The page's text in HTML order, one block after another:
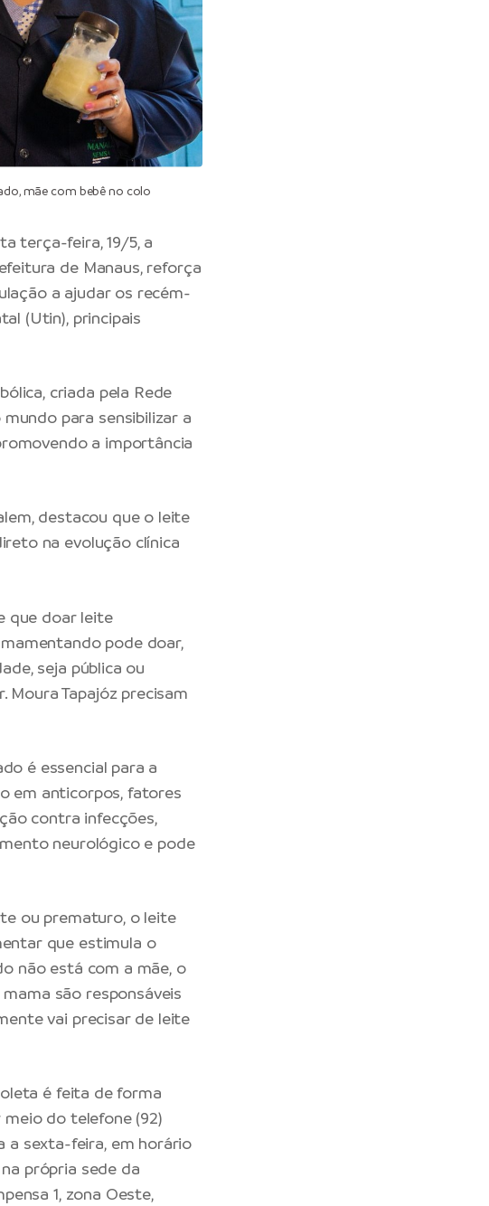
mãe com bebê no colo
terça-feira, 19/5, a
de Manaus, reforça
a ajudar os recém-
(Utin), principais
criada pela Rede
para sensibilizar a
a importância
destacou que o leite
na evolução clínica
que doar leite
pode doar,
seja pública ou
Tapajóz precisam
é essencial para a
em anticorpos, fatores
contra infecções,
neurológico e pode
ou prematuro, o leite
que estimula o
não está com a mãe, o
são responsáveis
vai precisar de leite
é feita de forma
do telefone (92)
a sexta-feira, em horário
própria sede da
1, zona Oeste,